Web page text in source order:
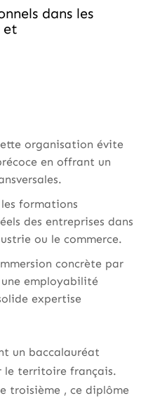
dans les
et
organisation évite
en offrant un
formations
des entreprises dans
ou le commerce.
concrète par
employabilité
expertise
un baccalauréat
le territoire français.
troisième , ce diplôme